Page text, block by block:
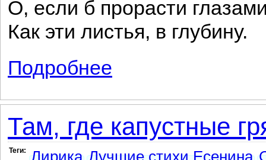
О, если б прорасти
Как эти листья, в глубину.
Подробнее
Там, где капустные
Теги: Лирика Лучшие стихи Есенина